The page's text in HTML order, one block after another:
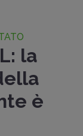
la
è